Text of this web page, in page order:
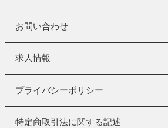
お問い合わせ
求人情報
プライバシーポリシー
特定商取引法に関する記述